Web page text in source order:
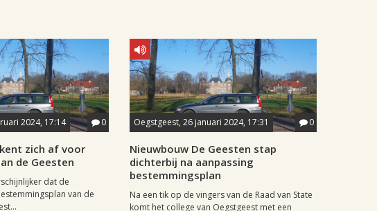
2024, 17:14 0
zich af voor
de Geesten
dat de
van de
Oegstgeest, 26 januari 2024, 17:31 0
Nieuwbouw De Geesten stap
dichterbij na aanpassing
bestemmingsplan
Na een tik op de vingers van de Raad van State
komt het college van Oegstgeest met een